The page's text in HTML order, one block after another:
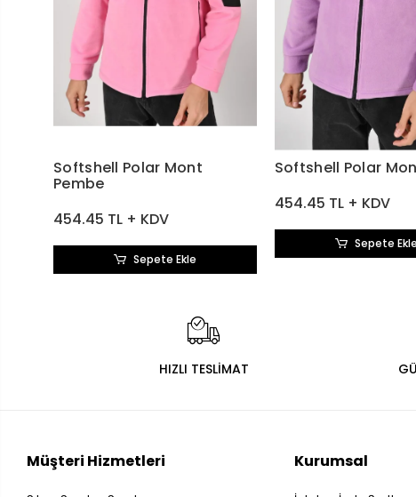
Softshell Polar Mont
Pembe
454.45 TL + KDV
Sepete Ekle
Softshell Polar
454.45 TL + KDV
Sepete Ekle
HIZLI TESLİMAT
Müşteri Hizmetleri Kurumsal